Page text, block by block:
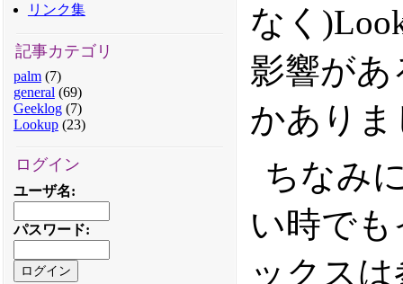
リンク集
記事カテゴリ
palm(7)
general (69)
Geeklog(7)
Lookup(23)
ログイン
ユーザ名:
パスワード:
なく
影響が
かあり
ちなみ
い時で
ックス